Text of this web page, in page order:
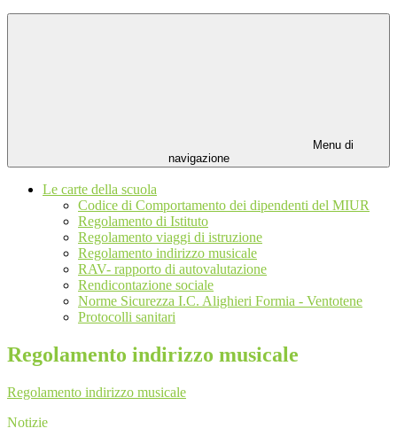
Menu di
navigazione
Le carte della scuola
Codice di Comportamento dei dipendenti del MIUR
Regolamento di Istituto
Regolamento viaggi di istruzione
Regolamento indirizzo musicale
RAV- rapporto di autovalutazione
Rendicontazione sociale
Norme Sicurezza I.C. Alighieri Formia - Ventotene
Protocolli sanitari
Regolamento indirizzo musicale
Regolamento indirizzo musicale
Notizie